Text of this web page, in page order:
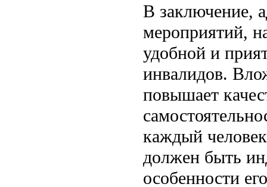
В заключение,
мероприятий,
удобной и
инвалидов.
повышает
каждый
должен быть
особенности